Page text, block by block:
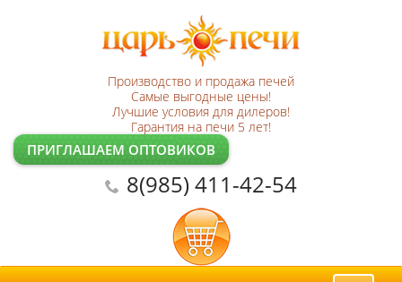
Производство и продажа печей
Самые выгодные цены!
Лучшие условия для дилеров!
Гарантия на печи 5 лет!
ПРИГЛАШАЕМ ОПТОВИКОВ
8(985) 411-42-54